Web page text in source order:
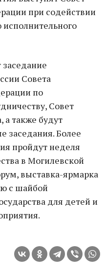
при содействии
исполнительного
Совета
по
Совет
а также будут
заседания. Более
пройдут неделя
в Могилевской
выставка-ярмарка
с шайбой
для детей и